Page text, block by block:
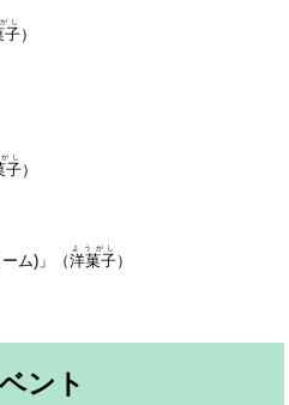
子
し
）
子
し
）
ーム)」（洋菓子
ようがし
）
ント